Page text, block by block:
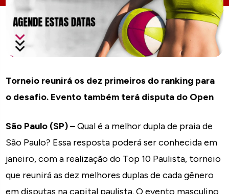
Torneio reunirá os dez primeiros do ranking para
o desafio. Evento também terá disputa do Open
São Paulo (SP) –Qual é a melhor dupla de praia de
São Paulo? Essa resposta poderá ser conhecida em
janeiro, com a realização do Top 10 Paulista, torneio
que reunirá as dez melhores duplas de cada gênero
em disputas na capital paulista. O evento masculino